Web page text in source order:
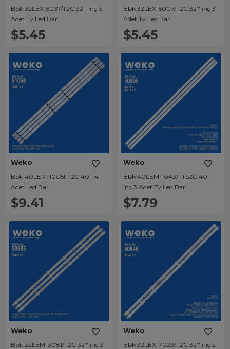
Bbk 32LEX-5037/T2C 32'' inç 3
Adet Tv Led Bar
$5.45
Bbk 32LEX-5007/T2C 32'' inç 3
Adet Tv Led Bar
$5.45
Weko
Bbk 40LEM-1005FT2C 40'' 4
Adet Led Bar
$9.41
Weko
Bbk 40LEM-1043/FTS2C 40''
inç 3 Adet Tv Led Bar
$7.79
Weko
Bbk 32LEM-3081/T2C 32'' inç 3
Weko
Bbk 32LEX-7023/T2C 32'' inç 2